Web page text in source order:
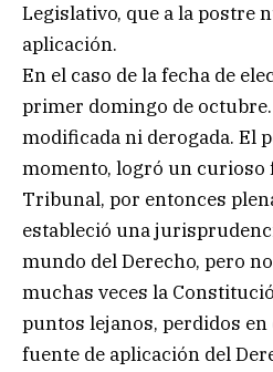
Legislativo, que a la postre
aplicación.
En el caso de la fecha de
primer domingo de
modificada ni derogada. El
momento, logró un curioso
Tribunal, por entonces
estableció una
mundo del Derecho, pero
muchas veces la
puntos lejanos, perdidos en
fuente de aplicación del